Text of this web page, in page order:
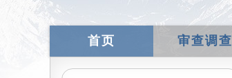
首页 审查调查